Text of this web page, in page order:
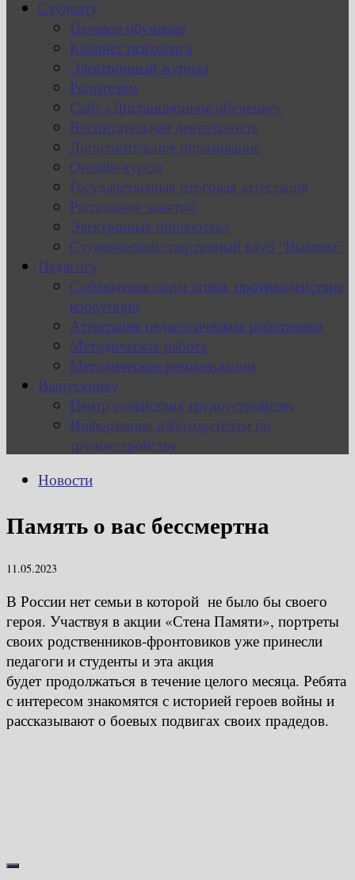
Студенту
Целевое обучение
Кабинет психолога
Электронный журнал
Родителям
Сайт «Дистанционное обучение»
Воспитательная деятельность
Дополнительное образование
Онлайн-курсы
Государственная итоговая аттестация
Расписание занятий
Электронная библиотека
Студенческий спортивный клуб “Вымпел”
Педагогу
Соблюдение норм этики, противодействие
коррупции
Аттестация педагогических работников
Методическая работа
Методические рекомендации
Выпускнику
Центр содействия трудоустройству
Информация работодателям по
трудоустройству
Новости
Память о вас бессмертна
11.05.2023
В России нет семьи в которой не было бы своего
героя. Участвуя в акции «Стена Памяти», портреты
своих родственников-фронтовиков уже принесли
педагоги и студенты и эта акция
будет продолжаться в течение целого месяца. Ребята
с интересом знакомятся с историей героев войны и
рассказывают о боевых подвигах своих прадедов.